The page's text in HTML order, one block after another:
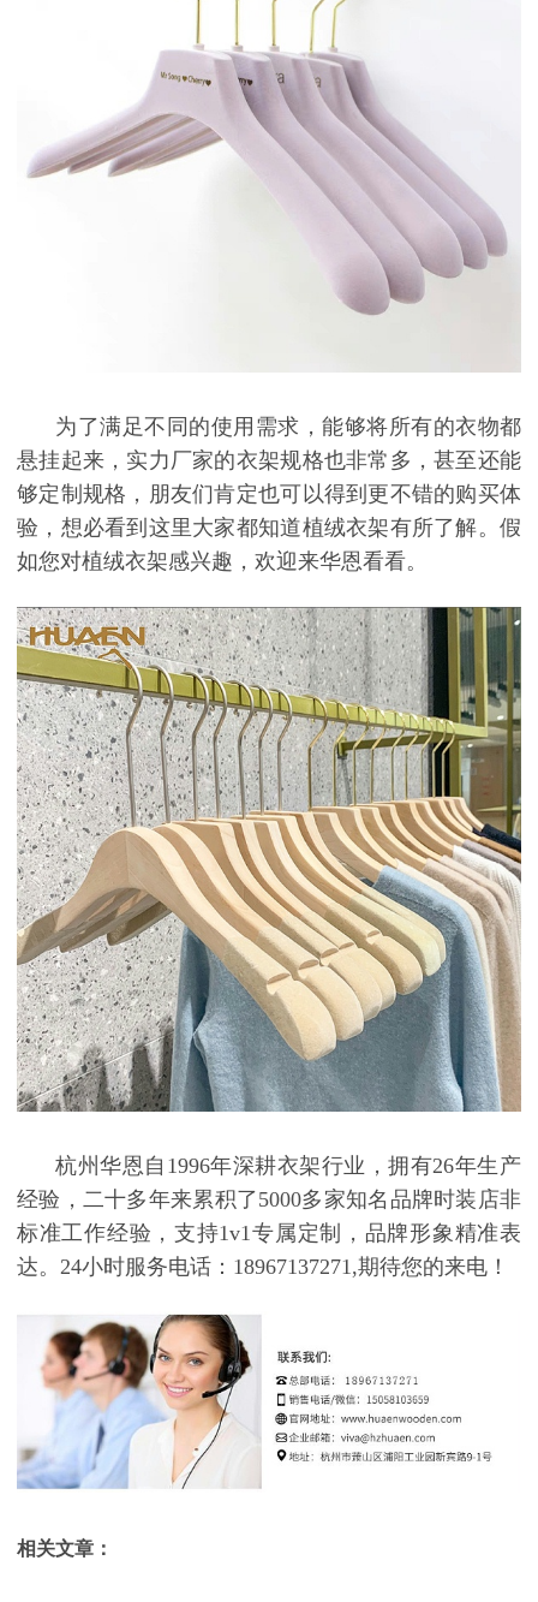
为了满足不同的使用需求，能够将所有的衣物都
悬挂起来，实力厂家的衣架规格也非常多，甚至还能
够定制规格，朋友们肯定也可以得到更不错的购买体
验，想必看到这里大家都知道植绒衣架有所了解。假
如您对植绒衣架感兴趣，欢迎来华恩看看。
杭州华恩自 1996年深耕衣架行业，拥有26年生产
经验，二十多年来累积了5000多家知名品牌时装店非
标准工作经验，支持1v1专属定制，品牌形象精准表
达。24小时服务电话：18967137271,期待您的来电！
相关文章：